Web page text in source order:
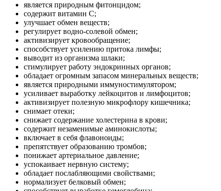
является природным фитонцидом;
содержит витамин С;
улучшает обмен веществ;
регулирует водно-солевой обмен;
активизирует кровообращение;
способствует усилению притока лимфы;
выводит из организма шлаки;
стимулирует работу эндокринных органов;
обладает огромным запасом минеральных веществ;
является природными иммуностимулятором;
усиливает выработку лейкоцитов и лимфоцитов;
активизирует полезную микрофлору кишечника;
снимает отеки;
снижает содержание холестерина в крови;
содержит незаменимые аминокислоты;
включает в себя флавоноиды;
препятствует образованию тромбов;
понижает артериальное давление;
успокаивает нервную систему;
обладает послабляющими свойствами;
нормализует белковый обмен;